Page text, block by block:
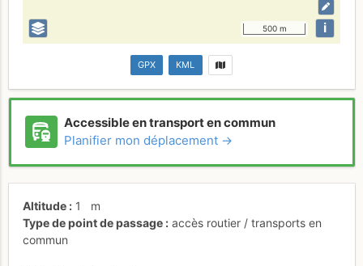
500 m i
GPX KML
Accessible en transport en commun
Planifier mon déplacement →
Altitude 1
m
Type de point de passage
accès routier / transports en
commun